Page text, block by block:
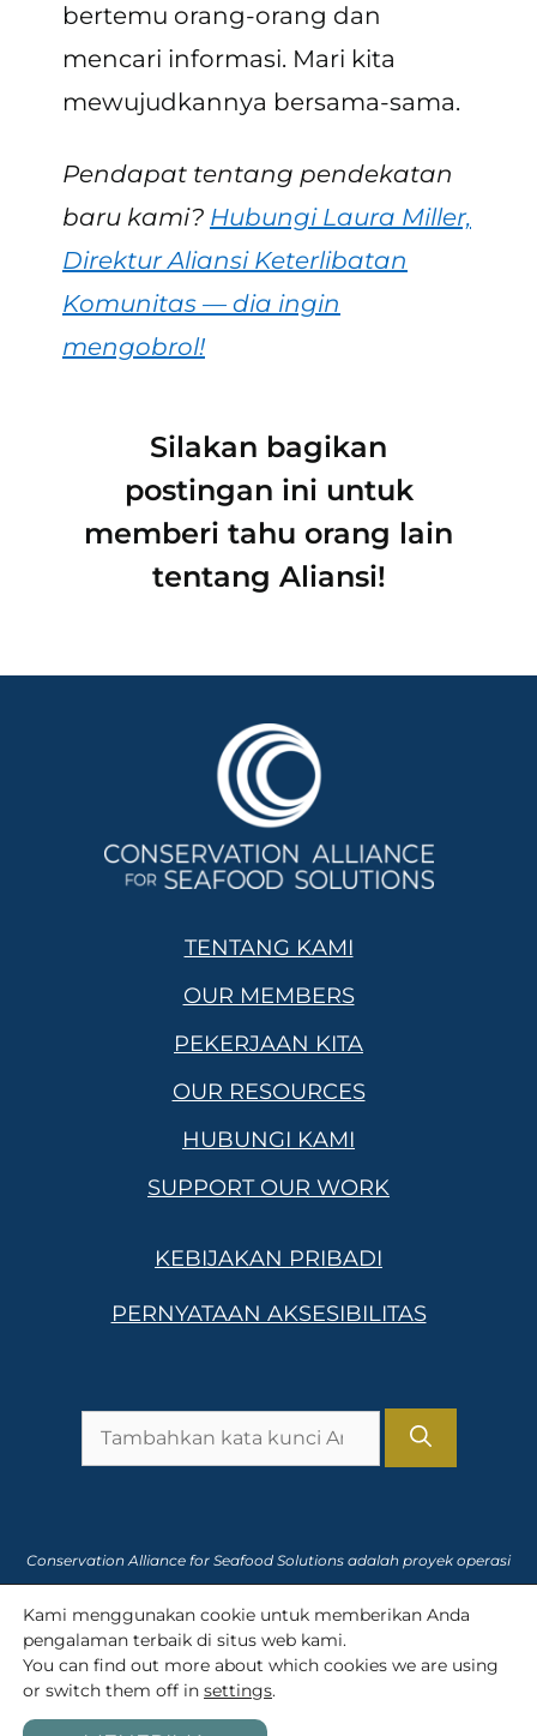
bertemu orang-orang dan
mencari informasi. Mari kita
mewujudkannya bersama-sama.
Pendapat tentang pendekatan
baru kami? Hubungi Laura Miller,
Direktur Aliansi Keterlibatan
Komunitas — dia ingin
mengobrol!
Silakan bagikan
postingan ini untuk
memberi tahu orang lain
tentang Aliansi!
TENTANG KAMI
OUR MEMBERS
PEKERJAAN KITA
OUR RESOURCES
HUBUNGI KAMI
SUPPORT OUR WORK
KEBIJAKAN PRIBADI
PERNYATAAN AKSESIBILITAS
Pencarian
untuk:
Conservation Alliance for Seafood Solutions adalah proyek operasi
Nomor Pajak 91-2166435
Kami menggunakan cookie untuk memberikan Anda
pengalaman terbaik di situs web kami.
You can find out more about which cookies we are using
or switch them off in settings.